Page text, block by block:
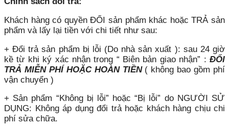
Khách hàng có quyền ĐỔI sản phẩm khác hoặc TRẢ sản
phẩm và lấy lại tiền với chi tiết như sau:
+ Đổi trả sản phẩm bị lỗi (Do nhà sản xuất ): sau 24 giờ
kề từ khi ký xác nhận trong “ Biên bản giao nhận” : ĐỔI
TRẢ MIỄN PHÍ HOẶC HOÀN TIỀN( không bao gồm phí
vận chuyển )
+ Sản phẩm “Không bị lỗi” hoặc “Bị lỗi” do NGƯỜI SỬ
DỤNG: Không áp dụng đổi trả hoặc khách hàng chịu chi
phí sửa chữa.